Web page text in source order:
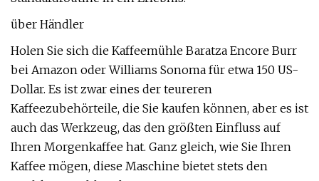
über Händler
Holen Sie sich die Kaffeemühle Baratza Encore Burr
bei Amazon oder Williams Sonoma für etwa 150 US-
Dollar. Es ist zwar eines der teureren
Kaffeezubehörteile, die Sie kaufen können, aber es ist
auch das Werkzeug, das den größten Einfluss auf
Ihren Morgenkaffee hat. Ganz gleich, wie Sie Ihren
Kaffee mögen, diese Maschine bietet stets den